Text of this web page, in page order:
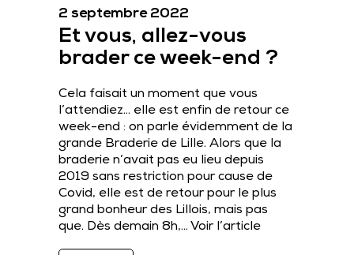
2 septembre 2022
Et vous, allez-vous
brader ce week-end ?
Cela faisait un moment que vous
l’attendiez… elle est enfin de retour ce
week-end : on parle évidemment de la
grande Braderie de Lille. Alors que la
braderie n’avait pas eu lieu depuis
2019 sans restriction pour cause de
Covid, elle est de retour pour le plus
grand bonheur des Lillois, mais pas
que. Dès demain 8h,… Voir l’article